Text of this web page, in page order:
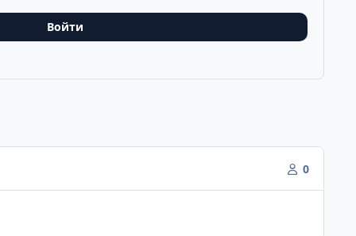
Войти
0